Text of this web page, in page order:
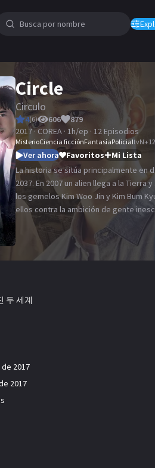
Circle
Circulo
4(6) 606
879
2017 · COREA · 1h/ep · 12 Episodios
MisterioCiencia ficciónFantasíaPolicialtvN+12
Ver ahora Favoritos
Mi Lista
La historia se sitúa principalmente en
2037. En 2007 un alien llega a la Tierra y su interacción con la familia de
los gemelos Kim Woo Jin y Kim Bum Kyun da inicio a una larga lucha de
ellos contra la ambición de gente
dudará en emplear cualquier medio
conocimientos avanzados que poseia
de la memoria.
두 세계
2017
2017